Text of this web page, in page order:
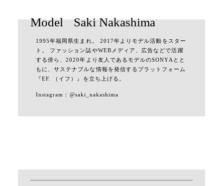
Model Saki Nakashima
1995年福岡県生まれ。 2017年よりモデル活動をスター
ト。 ファッション誌やWEBメディア、広告などで活躍
する傍ら、2020年より友人であるモデルのSONYAとと
もに、サステナブルな情報を発信するプラットフォーム
『EF. （イフ）』を立ち上げる。
Instagram： @saki_nakashima